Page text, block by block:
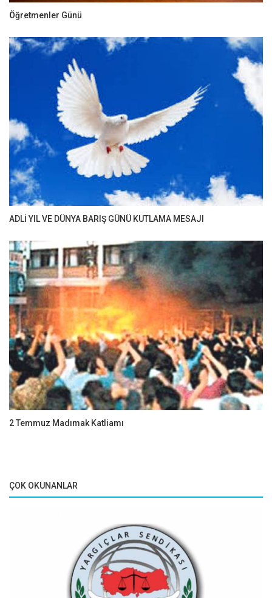
Öğretmenler Günü
ADLİ YIL VE DÜNYA BARIŞ GÜNÜ KUTLAMA MESAJI
2 Temmuz Madımak Katliamı
ÇOK OKUNANLAR